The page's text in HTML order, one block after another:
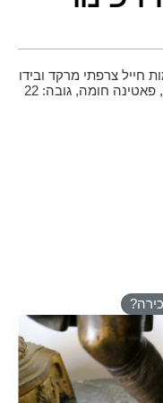
חייל צרפתי מרקד ובידו
כינור (הקשת של הכינור חסרה), לא חתום, פאטינה חומה, גובה: 22